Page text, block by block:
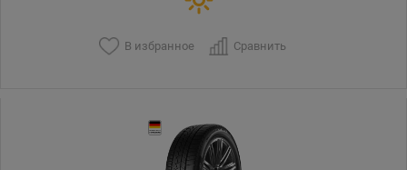
В избранное Сравнить